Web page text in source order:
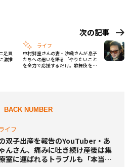
足買
激推
次の記事
ライフ
中村獅童さんの妻・沙織さんが息子
たちへの思いを語る「やりたいこと
を全力で応援するだけ。歌舞伎を辞
BACK NUMBER
ライフ
双子出産を報告のYouTuber・あ
んさん、痛みに吐き続け産後は集
室に運ばれるトラブルも「本当に